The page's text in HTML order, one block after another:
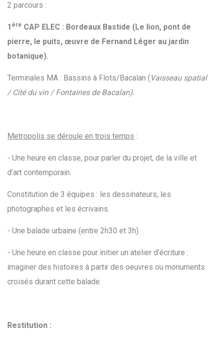
2 parcours :
1 ère CAP ELEC : Bordeaux Bastide (Le lion, pont de
pierre, le puits, œuvre de Fernand Léger au jardin
botanique).
Terminales MA : Bassins à Flots/Bacalan ( Vaisseau spatial
/ Cité du vin / Fontaines de Bacalan).
Metropolis se déroule en trois temps :
- Une heure en classe, pour parler du projet, de la ville et
d’art contemporain.
Constitution de 3 équipes : les dessinateurs, les
photographes et les écrivains.
- Une balade urbaine (entre 2h30 et 3h)
- Une heure en classe pour initier un atelier d’écriture :
imaginer des histoires à partir des oeuvres ou monuments
croisés durant cette balade.
Restitution :